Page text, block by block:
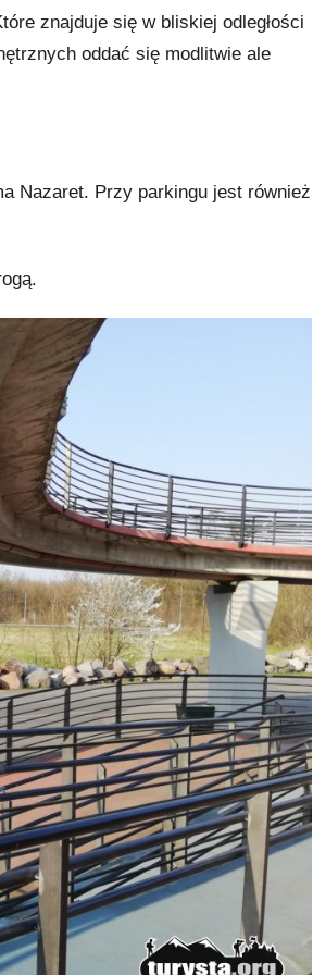
znajduje się w bliskiej odległości
oddać się modlitwie ale
Nazaret. Przy parkingu jest również